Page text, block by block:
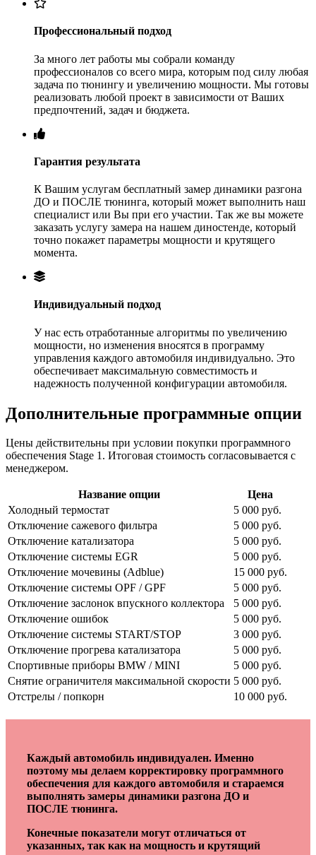
Профессиональный подход
За много лет работы мы собрали команду
профессионалов со всего мира, которым под силу любая
задача по тюнингу и увеличению мощности. Мы готовы
реализовать любой проект в зависимости от Ваших
предпочтений, задач и бюджета.
Гарантия результата
К Вашим услугам бесплатный замер динамики разгона
ДО и ПОСЛЕ тюнинга, который может выполнить наш
специалист или Вы при его участии. Так же вы можете
заказать услугу замера на нашем диностенде, который
точно покажет параметры мощности и крутящего
момента.
Индивидуальный подход
У нас есть отработанные алгоритмы по увеличению
мощности, но изменения вносятся в программу
управления каждого автомобиля индивидуально. Это
обеспечивает максимальную совместимость и
надежность полученной конфигурации автомобиля.
Дополнительные программные опции
Цены действительны при условии покупки программного
обеспечения Stage 1. Итоговая стоимость согласовывается с
менеджером.
Название опции
Цена
Холодный термостат
5 000 руб.
Отключение сажевого фильтра
5 000 руб.
Отключение катализатора
5 000 руб.
Отключение системы EGR
5 000 руб.
Отключение мочевины (Adblue)
15 000 руб.
Отключение системы OPF / GPF
5 000 руб.
Отключение заслонок впускного коллектора
5 000 руб.
Отключение ошибок
5 000 руб.
Отключение системы START/STOP
3 000 руб.
Отключение прогрева катализатора
5 000 руб.
Спортивные приборы BMW / MINI
5 000 руб.
Снятие ограничителя максимальной скорости 5 000 руб.
Отстрелы / попкорн
10 000 руб.
Каждый автомобиль индивидуален. Именно
поэтому мы делаем корректировку программного
обеспечения для каждого автомобиля и стараемся
выполнять замеры динамики разгона ДО и
ПОСЛЕ тюнинга.
Конечные показатели могут отличаться от
указанных, так как на мощность и крутящий